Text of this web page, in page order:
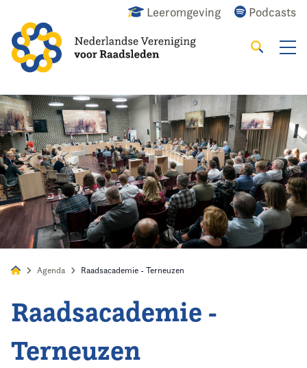
Leeromgeving Podcasts
Alles Nieuws Agenda Raadslid
Zoeken
Home
Agenda
Agenda Raadsacademie - Terneuzen
Raadsacademie -
Terneuzen